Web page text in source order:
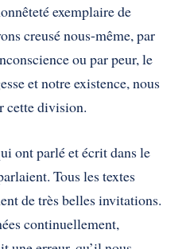
exemplaire de
creusé nous-même, par
ou par peur, le
et notre existence, nous
cette division.
ont parlé et écrit dans le
Tous les textes
de très belles invitations.
continuellement,